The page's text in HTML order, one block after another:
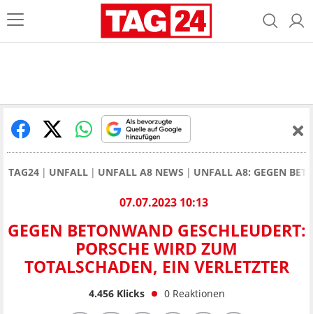
TAG24 UNFALL UNFALL A8 NEWS UNFALL A8: GEGEN
07.07.2023 10:13
GEGEN BETONWAND GESCHLEUDERT:
PORSCHE WIRD ZUM
TOTALSCHADEN, EIN VERLETZTER
4.456Klicks 0 Reaktionen